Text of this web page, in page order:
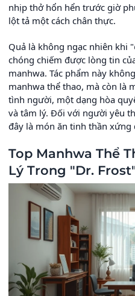
nhịp thở hổn hển trước giờ
lột tả một cách chân thực.
Quả là không ngạc nhiên khi "
chóng chiếm được lòng tin
manhwa. Tác phẩm này
manhwa thể thao, mà còn là
tình người, một dạng hòa
và tâm lý. Đối với người yêu
đây là món ăn tinh thần xứng
Top Manhwa Thể
Lý Trong "Dr.